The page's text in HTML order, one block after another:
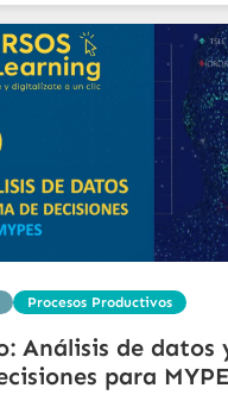
Procesos Productivos
Análisis de datos
para MYPE